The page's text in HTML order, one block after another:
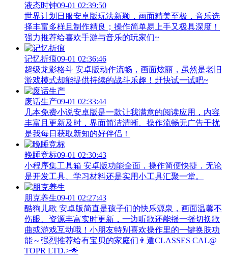
液态时钟09-01 02:39:50
世界计划日服安卓版玩法新颖，画面精美至极，音乐选
择丰富多样且制作精良；操作简单易上手又极具深度！
强力推荐给喜欢手游与音乐的玩家们~
记忆折痕09-01 02:36:46
超级龙影格斗 安卓版动作流畅，画面炫丽，虽然是老旧
游戏模式却能提供持续的战斗乐趣！赶快试一试吧~
废话生产09-01 02:33:44
几本免费小说安卓版是一款让我满意的阅读应用，内容
丰富且更新及时，界面简洁清晰、操作流畅无广告干扰
是我每日获取新知的好伴侣！
晚睡竞标09-01 02:30:43
小程序集工具箱 安卓版功能全面，操作简便快捷，无论
是开发工具、学习材料还是实用小工具汇聚一堂。
朋克养生09-01 02:27:43
酷狗儿歌 安卓版简直是孩子们的快乐源泉，画面温馨不
伤眼、资源丰富实时更新，一边听歌还能摇一摇切换歌
曲或游戏互动哦！小朋友特别喜欢操作里的一键换肤功
能～强烈推荐给有宝贝的家庭们👨‍遁️CLASSES CAL@
TOPR LTD.>🌟